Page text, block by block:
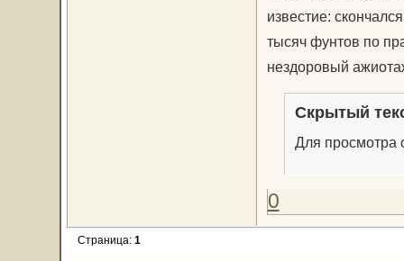
известие:
тысяч фунтов по
нездоровый
Скрытый
Для просмотра
0
Страница: 1